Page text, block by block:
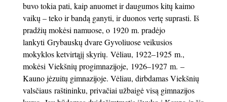
buvo tokia pati, kaip anuomet ir daugumos kitų kaimo
vaikų – teko ir bandą ganyti, ir duonos vertę suprasti. Iš
pradžių mokėsi namuose, o 1920 m. pradėjo
lankyti Grybauskų dvare Gyvoliuose veikusios
mokyklos ketvirtąjį skyrių. Vėliau, 1922–1925 m.,
mokėsi Viekšnių progimnazijoje, 1926–1927 m. –
Kauno jėzuitų gimnazijoje. Vėliau, dirbdamas Viekšnių
valsčiaus raštininku, privačiai užbaigė visą gimnazijos